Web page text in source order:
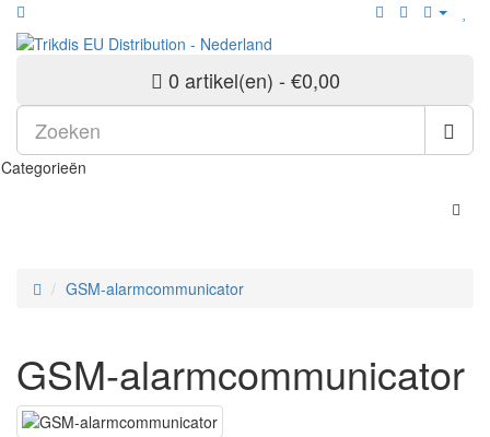
0 artikel(en) - €0,00
Categorieën
GSM-alarmcommunicator
GSM-alarmcommunicator